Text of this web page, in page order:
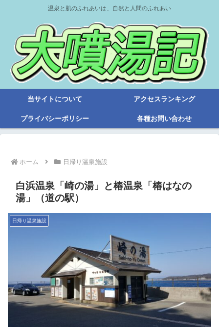
温泉と肌のふれあいは、自然と人間のふれあい
当サイトについて アクセスランキング
プライバシーポリシー 各種お問い合わせ
ホーム 日帰り温泉施設
白浜温泉「崎の湯」と椿温泉「椿はなの
湯」（道の駅）
日帰り温泉施設